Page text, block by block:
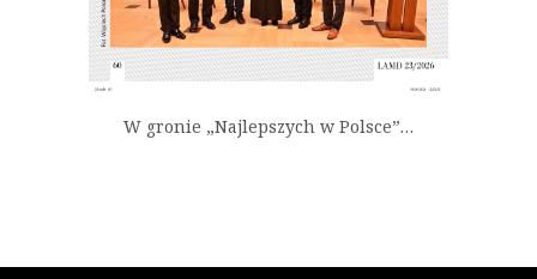
W gronie „Najlepszych w Polsce”…